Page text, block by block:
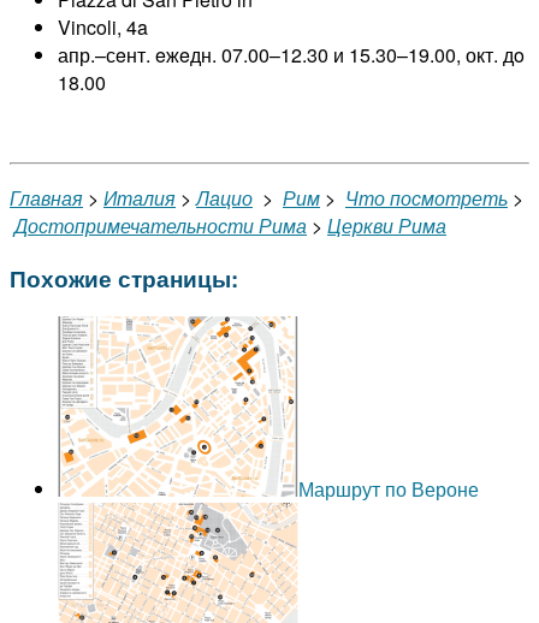
Vincoli, 4a
апр.–сeнт. eжeдн. 07.00–12.30 и 15.30–19.00, окт. дo
18.00
Главная > Италия >Лацио > Рим > Что посмотреть >
Достопримечательности Рима > Церкви Рима
Похожие страницы:
Маршрут по Вероне